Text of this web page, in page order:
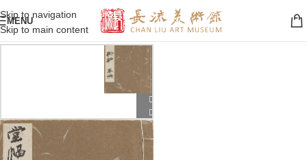
Skip to navigation
Skip to main content
MENU